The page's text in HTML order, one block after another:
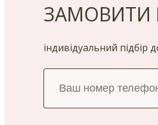
ЗАМОВИТИ
індивідуальний